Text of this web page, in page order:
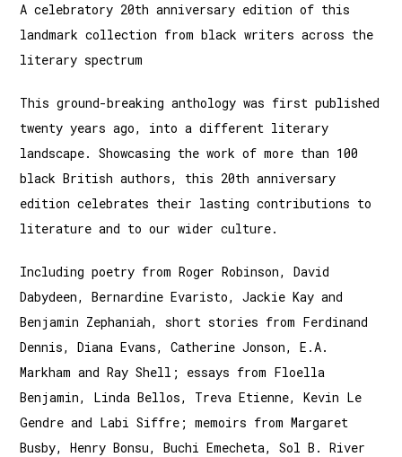
A celebratory 20th anniversary edition of this
landmark collection from black writers across the
literary spectrum
This ground-breaking anthology was first published
twenty years ago, into a different literary
landscape. Showcasing the work of more than 100
black British authors, this 20th anniversary
edition celebrates their lasting contributions to
literature and to our wider culture.
Including poetry from Roger Robinson, David
Dabydeen, Bernardine Evaristo, Jackie Kay and
Benjamin Zephaniah, short stories from Ferdinand
Dennis, Diana Evans, Catherine Jonson, E.A.
Markham and Ray Shell; essays from Floella
Benjamin, Linda Bellos, Treva Etienne, Kevin Le
Gendre and Labi Siffre; memoirs from Margaret
Busby, Henry Bonsu, Buchi Emecheta, Sol B. River